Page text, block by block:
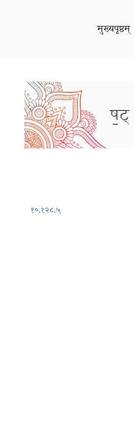
मुख्यपृष्ठम्
ष॒ट्
१०.१२८.५